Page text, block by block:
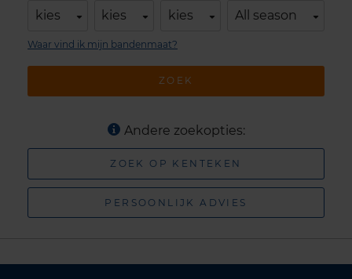
kies kies kies All season
ZOEK
Waar vind ik mijn bandenmaat?
Andere zoekopties:
ZOEK OP KENTEKEN
PERSOONLIJK ADVIES